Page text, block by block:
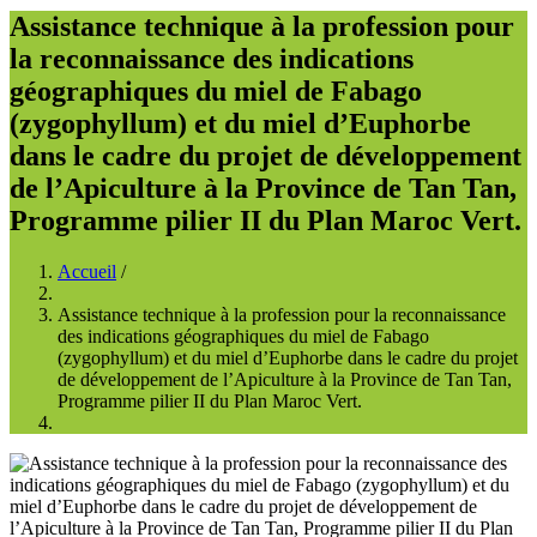
Assistance technique à la profession pour
la reconnaissance des indications
géographiques du miel de Fabago
(zygophyllum) et du miel d’Euphorbe
dans le cadre du projet de développement
de l’Apiculture à la Province de Tan Tan,
Programme pilier II du Plan Maroc Vert.
Fil
d'Ariane
Accueil /
Assistance technique à la profession pour la reconnaissance
des indications géographiques du miel de Fabago
(zygophyllum) et du miel d’Euphorbe dans le cadre du projet
de développement de l’Apiculture à la Province de Tan Tan,
Programme pilier II du Plan Maroc Vert.